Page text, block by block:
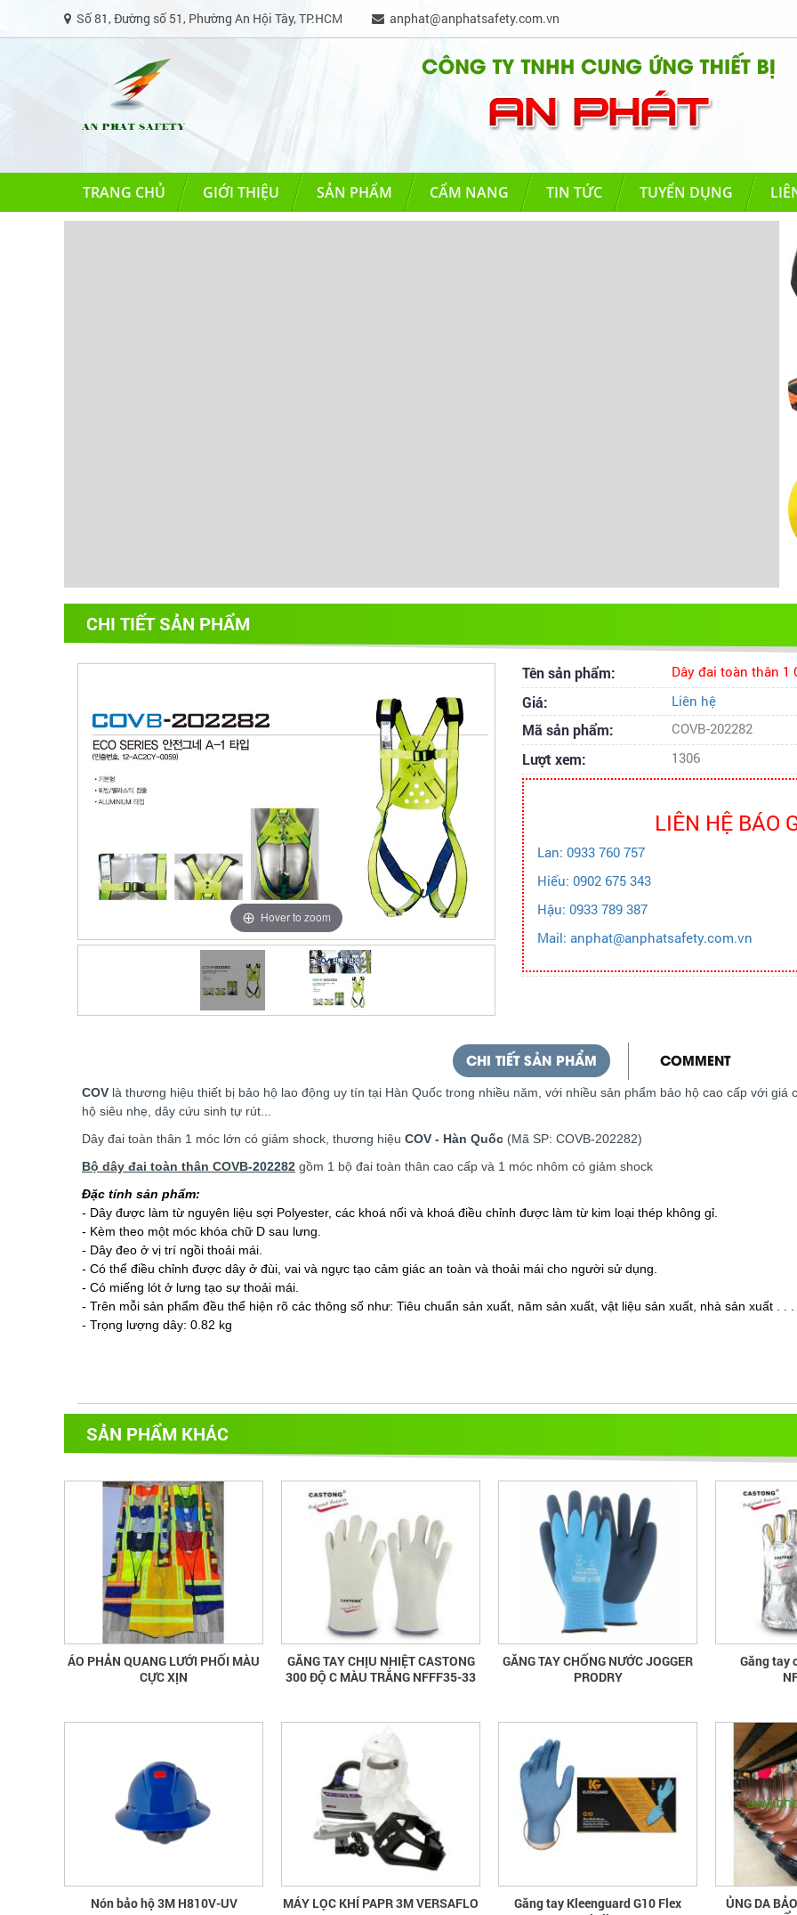
Số 81, Đường số 51, Phường An Hội Tây, TP.HCM anphat@anphatsafety.com.vn
TRANG CHỦ GIỚI THIỆU SẢN PHẨM CẨM NANG TIN TỨC TUYỂN DỤNG
CHI TIẾT SẢN PHẨM
Hover to zoom
Tên sản phẩm: Dây đai toàn thân 1
Giá: Liên hệ
Mã sản phẩm: COVB-202282
Lượt xem: 1306
LIÊN HỆ BÁO
Lan: 0933 760 757
Hiếu: 0902 675 343
Hậu: 0933 789 387
Mail: anphat@anphatsafety.com.vn
CHI TIẾT SẢN PHẨM COMMENT
COV là thương hiệu thiết bị bảo hộ lao động uy tín tại Hàn Quốc trong nhiều năm, với nhiều sản phẩm bảo hộ cao cấp với
hộ siêu nhẹ, dây cứu sinh tự rút...
Dây đai toàn thân 1 móc lớn có giảm shock, thương hiệu COV - Hàn Quốc (Mã SP: COVB-202282)
Bộ dây đai toàn thân COVB-202282 gồm 1 bộ đai toàn thân cao cấp và 1 móc nhôm có giảm shock
Đặc tính sản phẩm:
- Dây được làm từ nguyên liệu sợi Polyester, các khoá nối và khoá điều chỉnh được làm từ kim loại thép không gỉ.
- Kèm theo một móc khóa chữ D sau lưng.
- Dây đeo ở vị trí ngồi thoải mái.
- Có thể điều chỉnh được dây ở đùi, vai và ngực tạo cảm giác an toàn và thoải mái cho người sử dụng.
- Có miếng lót ở lưng tạo sự thoải mái.
- Trên mỗi sản phẩm đều thể hiện rõ các thông số như: Tiêu chuẩn sản xuất, năm sản xuất, vật liệu sản xuất, nhà sản xuất . . .
- Trọng lượng dây: 0.82 kg
SẢN PHẨM KHÁC
ÁO PHẢN QUANG LƯỚI PHỐI MÀU
CỰC XỊN
GĂNG TAY CHỊU NHIỆT CASTONG
300 ĐỘ C MÀU TRẮNG NFFF35-33
GĂNG TAY CHỐNG NƯỚC JOGGER
PRODRY
Găng tay
Nón bảo hộ 3M H810V-UV
MÁY LỌC KHÍ PAPR 3M VERSAFLO
Găng tay Kleenguard G10 Flex
ỦNG DA